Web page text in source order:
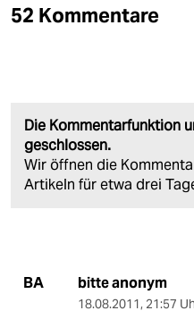
52 Kommentare
Die Kommentarfunktion
geschlossen.
Wir öffnen die
Artikeln für etwa drei
BA bitte anonym
18.08.2011, 21:57